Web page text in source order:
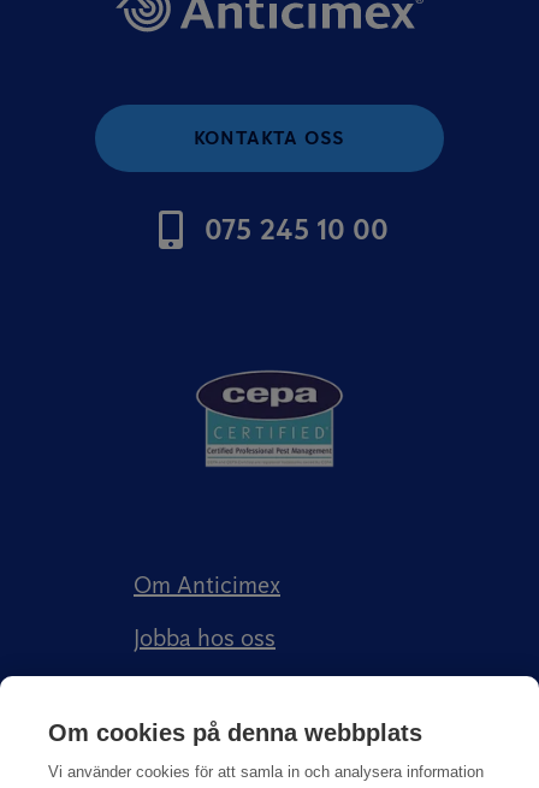
KONTAKTA OSS
075 245 10 00
Om Anticimex
Jobba hos oss
Anticimex Försäkringar AB
Om cookies på denna webbplats
Vi använder cookies för att samla in och analysera information